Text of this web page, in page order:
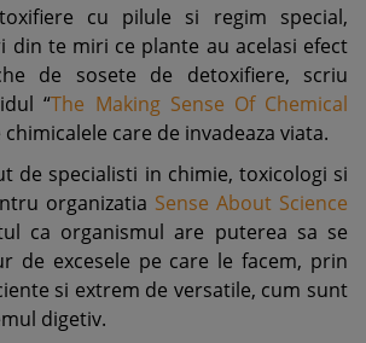
cu pilule si regim special,
din te miri ce plante au acelasi efect
de sosete de detoxifiere, scriu
“The Making Sense Of Chemical
chimicalele care de invadeaza viata.
de specialisti in chimie, toxicologi si
organizatia Sense About Science
ca organismul are puterea sa se
de excesele pe care le facem, prin
si extrem de versatile, cum sunt
digetiv.